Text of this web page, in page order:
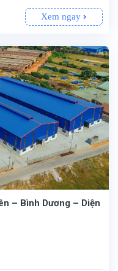
Xem ngay
– Bình Dương – Diện